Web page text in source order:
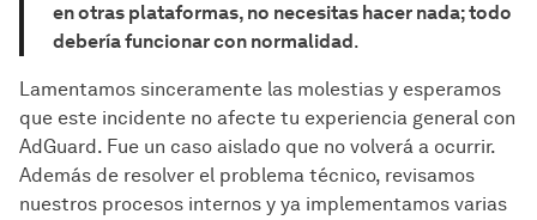
en otras plataformas, no necesitas hacer nada; todo
debería funcionar con normalidad.
Lamentamos sinceramente las molestias y esperamos
que este incidente no afecte tu experiencia general con
AdGuard. Fue un caso aislado que no volverá a ocurrir.
Además de resolver el problema técnico, revisamos
nuestros procesos internos y ya implementamos varias